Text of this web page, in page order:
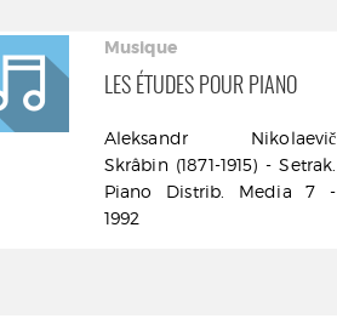
Musique
LES ÉTUDES POUR PIANO
Aleksandr Nikolaevič
Skrâbin (1871-1915) - Setrak.
Piano Distrib. Media 7 -
1992